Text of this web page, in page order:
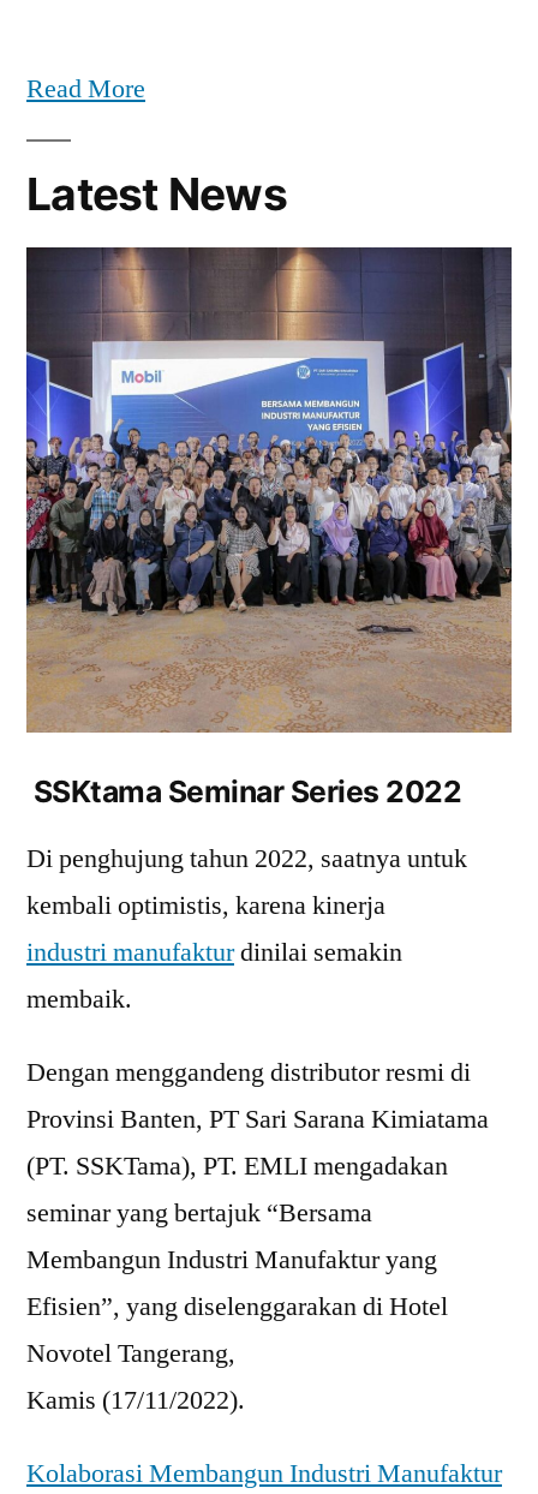
Read More
Latest News
SSKtama Seminar Series 2022
Di penghujung tahun 2022, saatnya untuk
kembali optimistis, karena kinerja
industri manufakturdinilai semakin
membaik.
Dengan menggandeng distributor resmi di
Provinsi Banten, PT Sari Sarana Kimiatama
(PT. SSKTama), PT. EMLI mengadakan
seminar yang bertajuk “Bersama
Membangun Industri Manufaktur yang
Efisien”, yang diselenggarakan di Hotel
Novotel Tangerang,
Kamis (17/11/2022).
Kolaborasi Membangun Industri Manufaktur